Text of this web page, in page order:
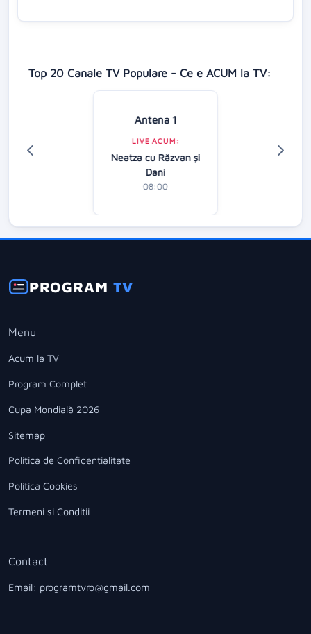
Top 20 Canale TV Populare - Ce e ACUM la TV:
Antena 1
LIVE ACUM:
Neatza cu Răzvan şi
Dani
08:00
PROGRAMTV
Menu
Acum la TV
Program Complet
Cupa Mondială 2026
Sitemap
Politica de Confidentialitate
Politica Cookies
Termeni si Conditii
Contact
Email: programtvro@gmail.com